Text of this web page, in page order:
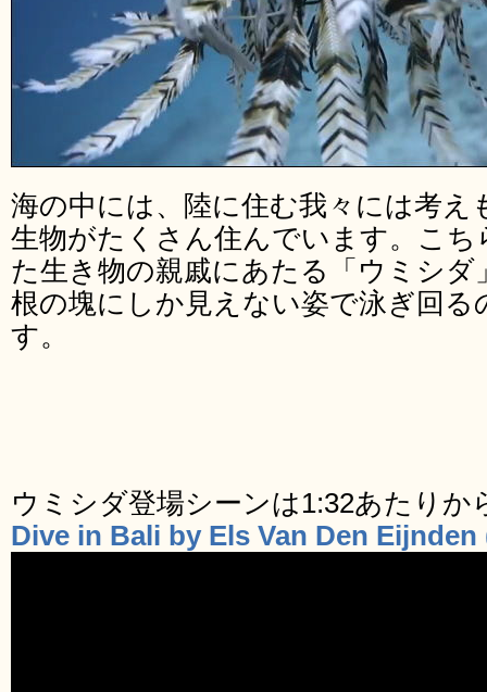
海の中には、陸に住む我々には考え
生物がたくさん住んでいます。こ
た生き物の親戚にあたる「ウミシ
根の塊にしか見えない姿で泳ぎ回る
す。
ウミシダ登場シーンは1:32あたりか
Dive in Bali by Els Van Den Eijnden